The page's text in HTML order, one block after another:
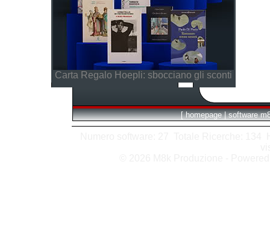
Carta Regalo Hoepli: sbocciano gli sconti
[ homepage | software